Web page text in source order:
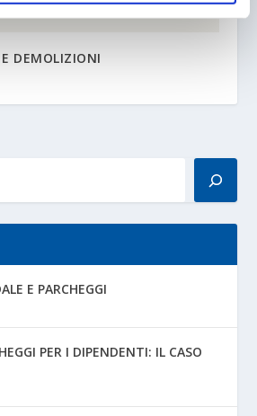
DEMOLIZIONI
E PARCHEGGI
PER I DIPENDENTI: IL CASO